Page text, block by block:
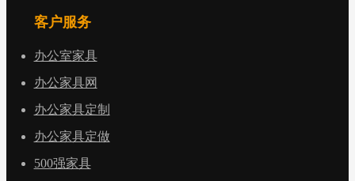
客户服务
办公室家具
办公家具网
办公家具定制
办公家具定做
500强家具